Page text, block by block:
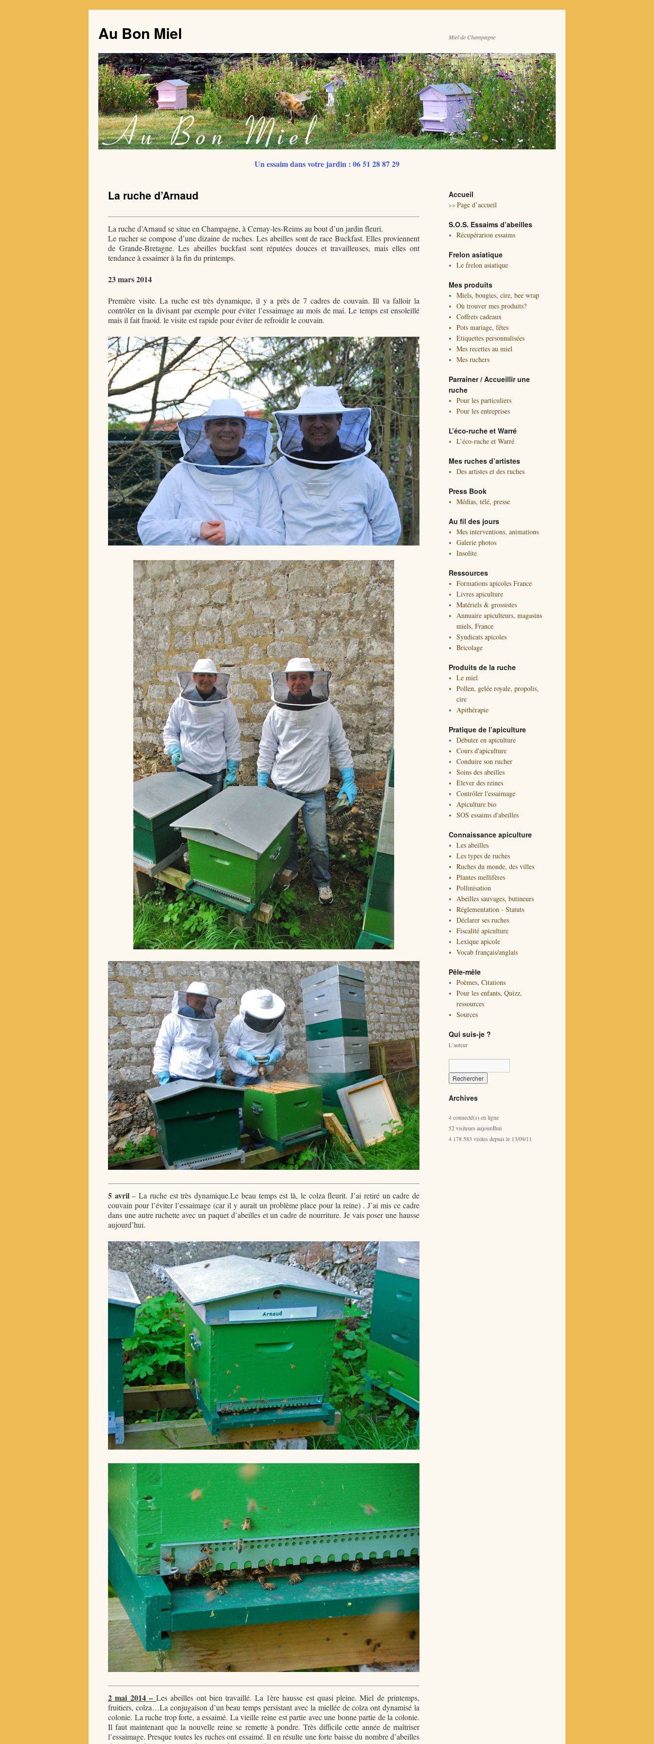
Au Bon Miel Miel de Champagne
Un essaim dans votre jardin : 06 51 28 87 29
La ruche d’Arnaud
La ruche d’Arnaud se situe en Champagne, à Cernay-les-Reims au bout d’un jardin fleuri.
Le rucher se compose d’une dizaine de ruches. Les abeilles sont de race Buckfast. Elles proviennent
de Grande-Bretagne. Les abeilles buckfast sont réputées douces et travailleuses, mais elles ont
tendance à essaimer à la fin du printemps.
23 mars 2014
Première visite. La ruche est très dynamique, il y a près de 7 cadres de couvain. Ill va falloir la
contrôler en la divisant par exemple pour éviter l’essaimage au mois de mai. Le temps est ensoleillé
mais il fait fraoid. le visite est rapide pour éviter de refroidir le couvain.
5 avril– La ruche est très dynamique.Le beau temps est là, le colza fleurit. J’ai retiré un cadre de
couvain pour l’éviter l’essaimage (car il y aurait un problème place pour la reine) . J’ai mis ce cadre
dans une autre ruchette avec un paquet d’abeilles et un cadre de nourriture. Je vais poser une hausse
aujourd’hui.
2 mai 2014 –Les abeilles ont bien travaillé. La 1ère hausse est quasi pleine. Miel de printemps,
fruitiers, colza…La conjugaison d’un beau temps persistant avec la miellée de colza ont dynamisé la
colonie. La ruche trop forte, a essaimé. La vieille reine est partie avec une bonne partie de la colonie.
Il faut maintenant que la nouvelle reine se remette à pondre. Très difficile cette année de maîtriser
l’essaimage. Presque toutes les ruches ont essaimé. Il en résulte une forte baisse du nombre d’abeilles
Accueil
>> Page d’accueil
S.O.S. Essaims d’abeilles
Récupérarion essaims
Frelon asiatique
Le frelon asiatique
Mes produits
Miels, bougies, cire, bee wrap
Où trouver mes produits?
Coffrets cadeaux
Pots mariage, fêtes
Etiquettes personnalisées
Mes recettes au miel
Mes ruchers
Parrainer / Accueillir une
ruche
Pour les particuliers
Pour les entreprises
L’éco-ruche et Warré
L’éco-ruche et Warré
Mes ruches d’artistes
Des artistes et des ruches
Press Book
Médias, télé, presse
Au fil des jours
Mes interventions, animations
Galerie photos
Insolite
Ressources
Formations apicoles France
Livres apiculture
Matériels & grossistes
Annuaire apiculteurs, magasins
miels, France
Syndicats apicoles
Bricolage
Produits de la ruche
Le miel
Pollen, gelée royale, propolis,
cire
Apithérapie
Pratique de l’apiculture
Débuter en apiculture
Cours d'apiculture
Conduire son rucher
Soins des abeilles
Elever des reines
Contrôler l'essaimage
Apiculture bio
SOS essaims d'abeilles
Connaissance apiculture
Les abeilles
Les types de ruches
Ruches du monde, des villes
Plantes mellifères
Pollinisation
Abeilles sauvages, butineurs
Réglementation - Statuts
Déclarer ses ruches
Fiscalité apiculture
Lexique apicole
Vocab français/anglais
Pêle-mêle
Poèmes, Citations
Pour les enfants, Quizz,
ressources
Sources
Qui suis-je ?
L’auteur
Archives
4 connecté(s) en ligne
52 visiteurs aujourdhui
4 178 583 visites depuis le 13/09/11